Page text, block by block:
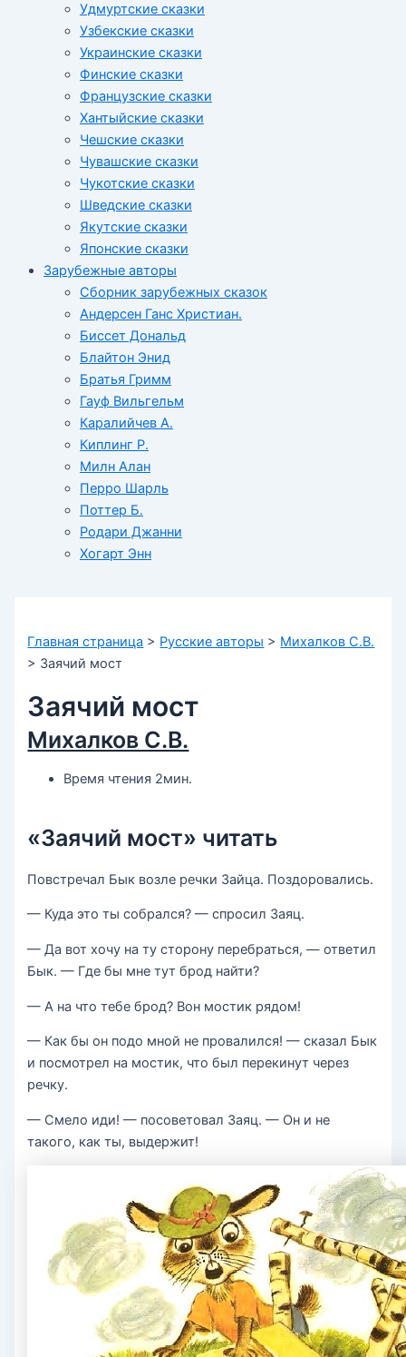
Удмуртские сказки
Узбекские сказки
Украинские сказки
Финские сказки
Французские сказки
Хантыйские сказки
Чешские сказки
Чувашские сказки
Чукотские сказки
Шведские сказки
Якутские сказки
Японские сказки
Зарубежные авторы
Сборник зарубежных сказок
Андерсен Ганс Христиан.
Биссет Дональд
Блайтон Энид
Братья Гримм
Гауф Вильгельм
Каралийчев А.
Киплинг Р.
Милн Алан
Перро Шарль
Поттер Б.
Родари Джанни
Хогарт Энн
Главная страница > Русские авторы > Михалков С.В.
> Заячий мост
Заячий мост
Михалков С.В.
Время чтения 2мин.
«Заячий мост» читать
Повстречал Бык возле речки Зайца. Поздоровались.
— Куда это ты собрался? — спросил Заяц.
— Да вот хочу на ту сторону перебраться, — ответил
Бык. — Где бы мне тут брод найти?
— А на что тебе брод? Вон мостик рядом!
— Как бы он подо мной не провалился! — сказал Бык
и посмотрел на мостик, что был перекинут через
речку.
— Смело иди! — посоветовал Заяц. — Он и не
такого, как ты, выдержит!